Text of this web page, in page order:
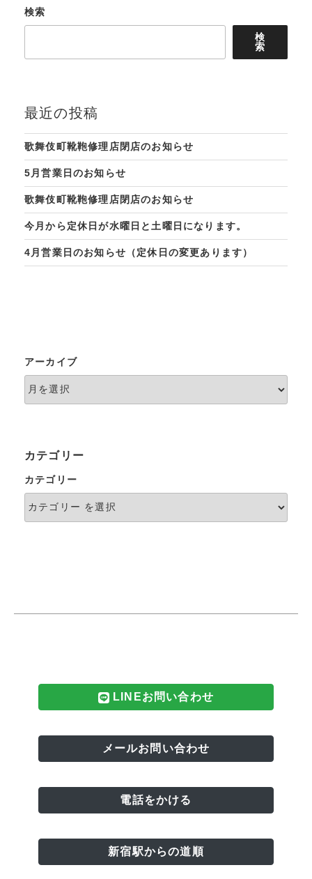
検索
検
索
最近の投稿
歌舞伎町靴鞄修理店閉店のお知らせ
5月営業日のお知らせ
歌舞伎町靴鞄修理店閉店のお知らせ
今月から定休日が水曜日と土曜日になります。
4月営業日のお知らせ（定休日の変更あります）
アーカイブ
カテゴリー
カテゴリー
LINEお問い合わせ
メールお問い合わせ
電話をかける
新宿駅からの道順